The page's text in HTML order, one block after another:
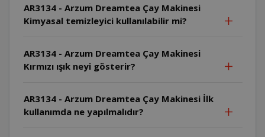
AR3134 - Arzum Dreamtea Çay Makinesi
Kimyasal temizleyici kullanılabilir mi?
AR3134 - Arzum Dreamtea Çay Makinesi
Kırmızı ışık neyi gösterir?
AR3134 - Arzum Dreamtea Çay Makinesi İlk
kullanımda ne yapılmalıdır?